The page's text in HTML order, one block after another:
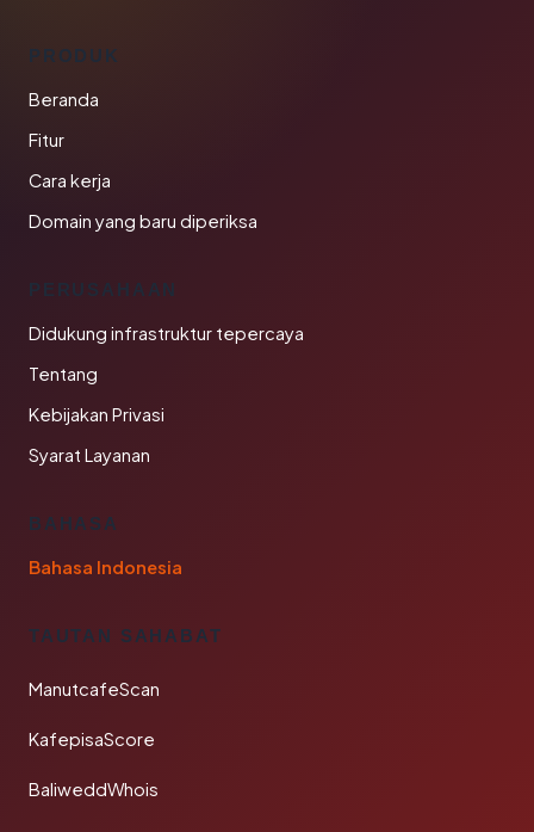
PRODUK
Beranda
Fitur
Cara kerja
Domain yang baru diperiksa
PERUSAHAAN
Didukung infrastruktur tepercaya
Tentang
Kebijakan Privasi
Syarat Layanan
BAHASA
Bahasa Indonesia
TAUTAN SAHABAT
ManutcafeScan
KafepisaScore
BaliweddWhois